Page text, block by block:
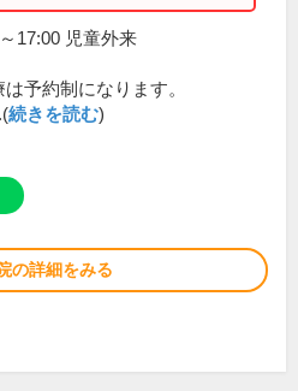
17:00 児童外来
予約制になります。
続きを読む)
の詳細をみる